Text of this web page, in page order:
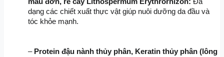
dạng các chiết xuất thực vật giúp nuôi dưỡng da đầu và
tóc khỏe mạnh.
– Protein đậu nành thủy phân, Keratin thủy phân (lông